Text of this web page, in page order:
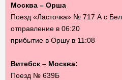
Москва – Орша
Поезд «Ласточка» № 717 А с
отправление в 06:20
прибытие в Оршу в 11:08
Витебск – Москва:
Поезд № 639Б